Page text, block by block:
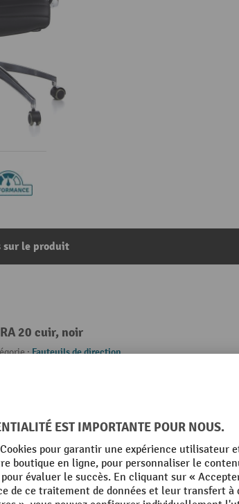
sur le produit
20 cuir, noir
:Fauteuils de direction
Matériau
Mécanisme disponible